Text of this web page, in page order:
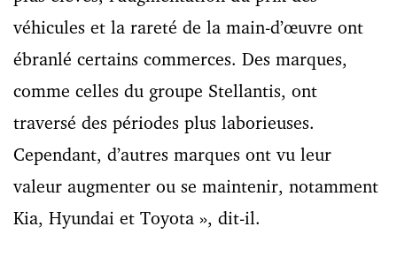
véhicules et la rareté de la main-d’œuvre ont
ébranlé certains commerces. Des marques,
comme celles du groupe Stellantis, ont
traversé des périodes plus laborieuses.
Cependant, d’autres marques ont vu leur
valeur augmenter ou se maintenir, notamment
Kia, Hyundai et Toyota », dit-il.